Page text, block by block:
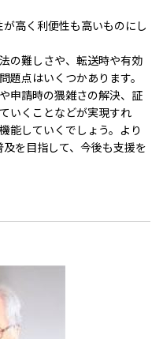
高く利便性も高いものにし
の難しさや、転送時や有効
題点はいくつかあります。
申請時の猥雑さの解決、証
いくことなどが実現すれ
能していくでしょう。より
を目指して、今後も支援を